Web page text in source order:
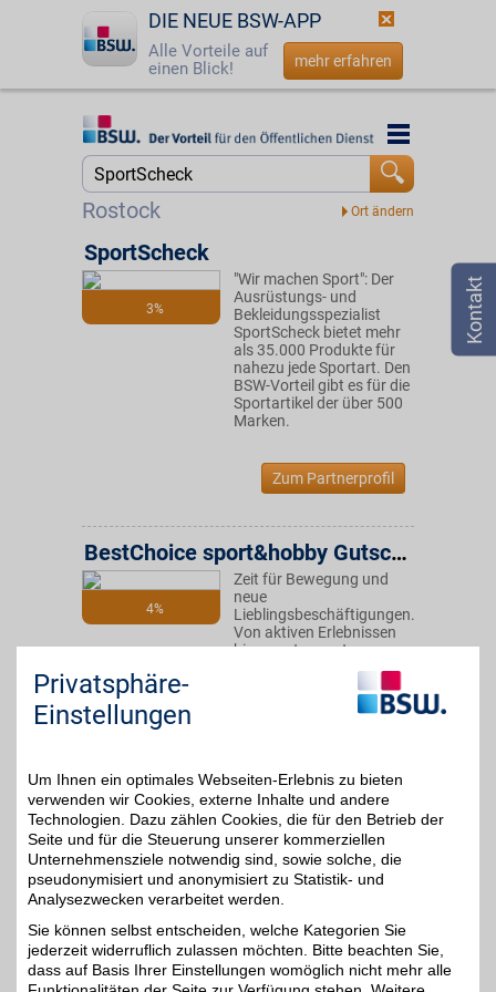
DIE NEUE BSW-APP
Alle Vorteile auf
einen Blick!
mehr erfahren
Startseite
Jetzt BSW-Mitglied werden
☎ 0800 - 279 25 82
Rostock
Startseite
3%
SportScheck
"Wir machen Sport": Der
Ausrüstungs- und
Bekleidungsspezialist
SportScheck bietet mehr
als 35.000 Produkte für
nahezu jede Sportart. Den
BSW-Vorteil gibt es für die
Sportartikel der über 500
Marken.
Zum Partnerprofil
4%
BestChoice sport&hobby Gutschein
Zeit für Bewegung und
neue
Lieblingsbeschäftigungen.
Von aktiven Erlebnissen
bis zu entspannten
Freizeitideen bietet dieser
Möglichkeiten für mehr
Vorteil sparen.
Zum Partnerprofil
Schön fühlen, sich selbst
etwas gönnen. Mode,
Pflege und Accessoires
für jeden Stil und jeden
Privatsphäre-
Einstellungen
Um Ihnen ein optimales Webseiten-Erlebnis zu bieten
verwenden wir Cookies, externe Inhalte und andere
Technologien. Dazu zählen Cookies, die für den Betrieb der
Seite und für die Steuerung unserer kommerziellen
Unternehmensziele notwendig sind, sowie solche, die
pseudonymisiert und anonymisiert zu Statistik- und
Analysezwecken verarbeitet werden.
Sie können selbst entscheiden, welche Kategorien Sie
jederzeit widerruflich zulassen möchten. Bitte beachten Sie,
dass auf Basis Ihrer Einstellungen womöglich nicht mehr alle